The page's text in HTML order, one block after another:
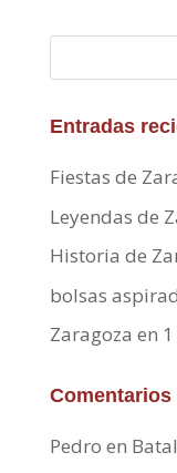
Entradas
Fiestas de
Leyendas de
Historia de
bolsas
Zaragoza en
Comentarios
Pedro en